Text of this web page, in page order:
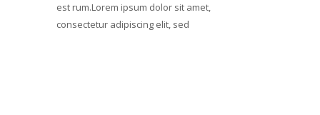
est rum.Lorem ipsum dolor sit amet,
consectetur adipiscing elit, sed